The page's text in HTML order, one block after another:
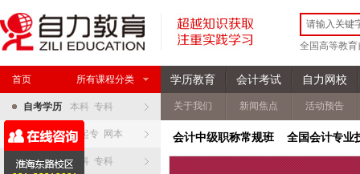
全国高等教
首页 所有课程分类 学历教育 会计考试 自力网校
自考学历 本科 专科
网络学院 高起专 网本
夜大开大 本科 专科
关于我们 新闻焦点 活动预告
会计中级职称常规班 全国会计专业